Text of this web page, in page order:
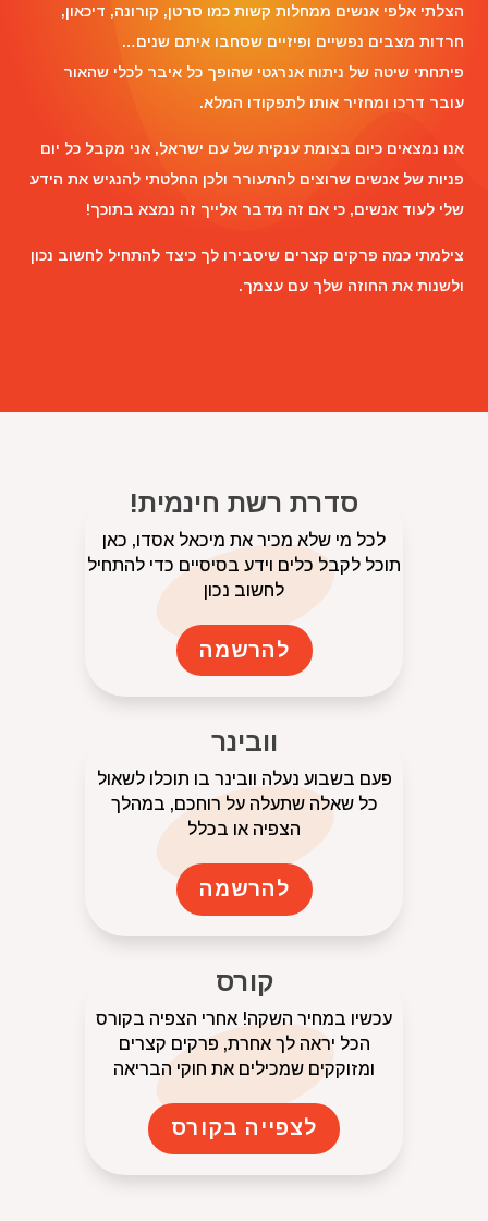
הצלתי אלפי אנשים ממחלות קשות כמו סרטן, קורונה, דיכאון,
חרדות מצבים נפשיים ופיזיים שסחבו איתם שנים…
פיתחתי שיטה של ניתוח אנרגטי שהופך כל איבר לכלי שהאור
עובר דרכו ומחזיר אותו לתפקודו המלא.
אנו נמצאים כיום בצומת ענקית של עם ישראל, אני מקבל כל יום
פניות של אנשים שרוצים להתעורר ולכן החלטתי להנגיש את הידע
שלי לעוד אנשים, כי אם זה מדבר אלייך זה נמצא בתוכך!
צילמתי כמה פרקים קצרים שיסבירו לך כיצד להתחיל לחשוב נכון
ולשנות את החוזה שלך עם עצמך.
סדרת רשת חינמית!
לכל מי שלא מכיר את מיכאל אסדו, כאן
תוכל לקבל כלים וידע בסיסיים כדי להתחיל
לחשוב נכון
להרשמה
וובינר
פעם בשבוע נעלה וובינר בו תוכלו לשאול
כל שאלה שתעלה על רוחכם, במהלך
הצפיה או בכלל
להרשמה
קורס
עכשיו במחיר השקה! אחרי הצפיה בקורס
הכל יראה לך אחרת, פרקים קצרים
ומזוקקים שמכילים את חוקי הבריאה
לצפייה בקורס